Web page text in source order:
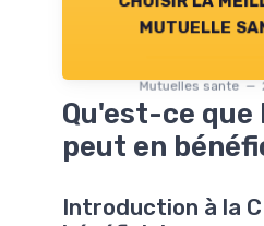
mutuelle
Mutuelles sante —
Qu'est-ce que
peut en
Introduction à la